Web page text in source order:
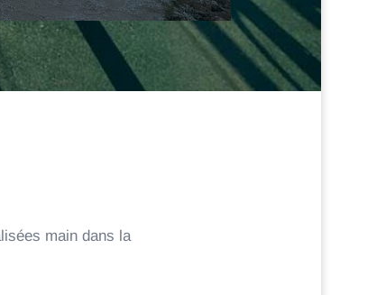
main dans la